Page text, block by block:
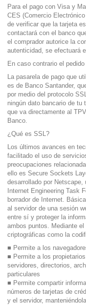
Para el pago con Visa y
CES (Comercio
de verificar que la tarjeta
contactará con el banco
el comprador autorice la
autenticidad, se efectuará
En caso contrario el
La pasarela de pago que
es de Banco Santander,
por medio del protocolo
ningún dato bancario de tu
que va directamente al
Banco.
¿Qué es SSL?
Los últimos avances en
facilitado el uso de
preocupaciones
ello es Secure Sockets
desarrollado por
Internet Engineering Task
borrador de Internet.
al servidor de una sesión
entre sí y proteger la
ambos puntos. Mediante
criptográficas como la
■ Permite a los
■ Permite a los
servidores, directorios,
particulares
■ Permite compartir
números de tarjetas de
y el servidor,